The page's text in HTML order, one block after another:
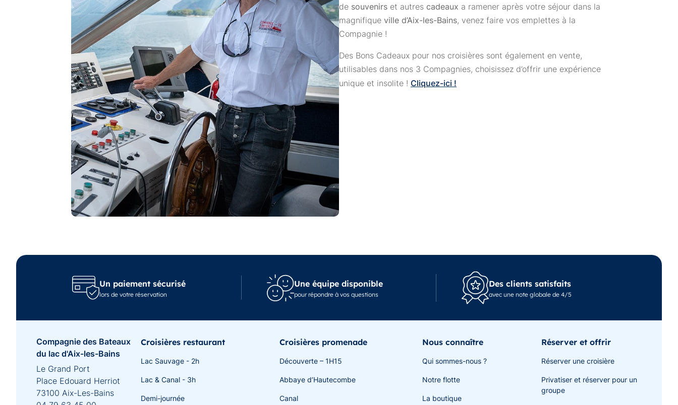
de souvenirs et autres cadeaux a ramener après votre séjour dans la
magnifique ville d’Aix-les-Bains, venez faire vos emplettes à la
Compagnie !
Des Bons Cadeaux pour nos croisières sont également en vente,
utilisables dans nos 3 Compagnies, choisissez d’offrir une expérience
unique et insolite ! Cliquez-ici !
Un paiement sécurisé
lors de votre réservation
Une équipe disponible
pour répondre à vos questions
Des clients satisfaits
avec une note globale de 4/5
Compagnie des Bateaux
du lac d'Aix-les-Bains
Le Grand Port
Place Edouard Herriot
73100 Aix-Les-Bains
Croisières restaurant
Lac Sauvage - 2h
Lac & Canal - 3h
Demi-journée
Croisières promenade
Découverte – 1H15
Abbaye d’Hautecombe
Canal
Nous connaître
Qui sommes-nous ?
Notre flotte
La boutique
Réserver et offrir
Réserver une croisière
Privatiser et réserver pour un
groupe